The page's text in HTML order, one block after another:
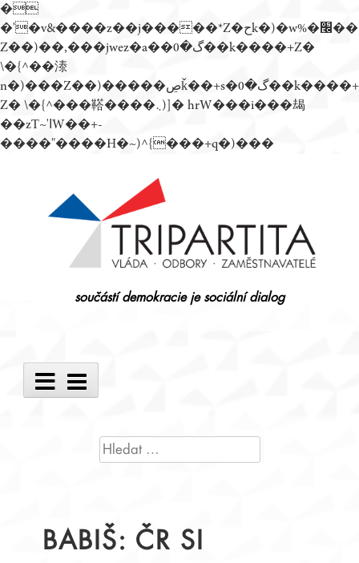
�
�'�v&����z��j�����*Z�حk�)�w%�׬��
Z��)��,���jwez�a��گ�0��k����+Z�
\�{^��溙
n�)���Z��)�����ڝǩ��+s�گ�0��k����+
Z� \�{^���鞳����܆)]� hrW���i���朅
��zƬ~'ߊW��+-
����"����H�~)^{���+q�)���
součástí demokracie je sociální dialog
Main
Menu
VYHLEDÁVÁNÍ
BABIŠ: ČR SI